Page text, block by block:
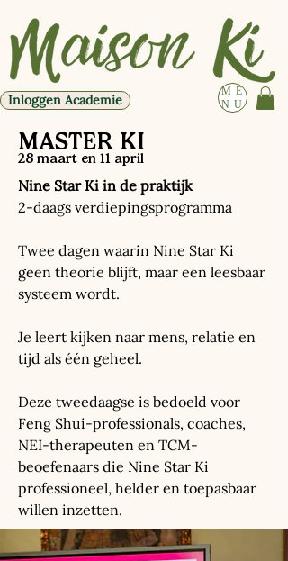
ME
NU
Inloggen Academie
MASTER KI
28 maart en 11 april
Nine Star Ki in de praktijk
2-daags verdiepingsprogramma
Twee dagen waarin Nine Star Ki
geen theorie blijft, maar een leesbaar
systeem wordt.
Je leert kijken naar mens, relatie en
tijd als één geheel.
Deze tweedaagse is bedoeld voor
Feng Shui-professionals, coaches,
NEI-therapeuten en TCM-
beoefenaars die Nine Star Ki
professioneel, helder en toepasbaar
willen inzetten.